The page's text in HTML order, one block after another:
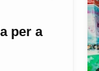
per a